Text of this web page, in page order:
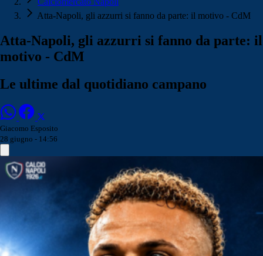
Atta-Napoli, gli azzurri si fanno da parte: il motivo - CdM
Atta-Napoli, gli azzurri si fanno da parte: il
motivo - CdM
Le ultime dal quotidiano campano
Giacomo Esposito
28 giugno - 14:56